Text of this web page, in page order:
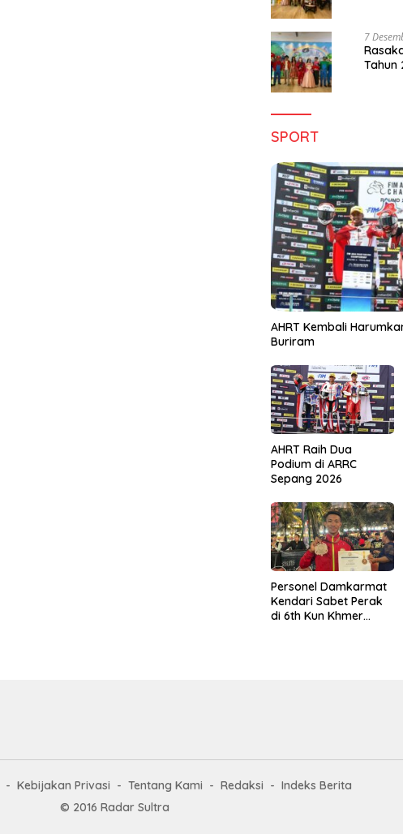
7
Tahun
SPORT
AHRT Kembali
Buriram
AHRT Raih Dua
Podium di ARRC
Sepang 2026
Personel Damkarmat
Kendari Sabet Perak
di 6th Kun Khmer
Kebijakan Privasi Tentang Kami Redaksi
Indeks Berita
© 2016 Radar Sultra